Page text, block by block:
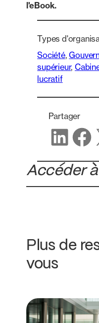
l'eBook.
Types
Société,
supérieur,
lucratif
Partager
Partager sur LinkedIn Partager sur Facebook
Accéder
Plus de
vous